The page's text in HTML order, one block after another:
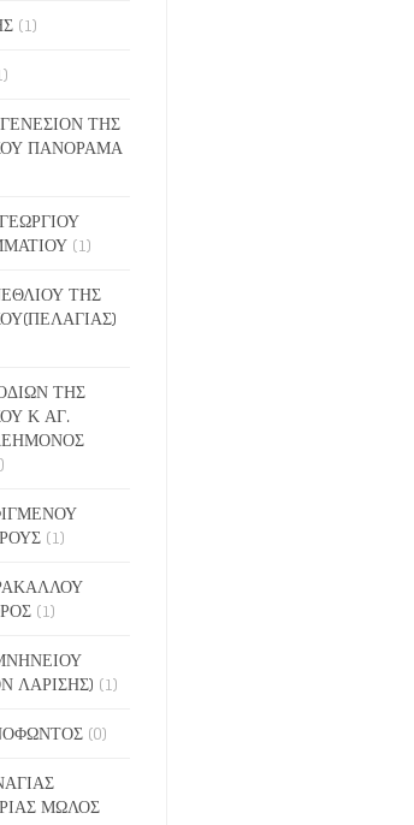
(1)
ΤΗΣ
ΠΑΝΟΡΑΜΑ
(1)
ΤΗΣ
ΤΗΣ
Κ ΑΓ.
(1)
(1)
ΛΑΡΙΣΗΣ) (1)
(0)
ΜΩΛΟΣ